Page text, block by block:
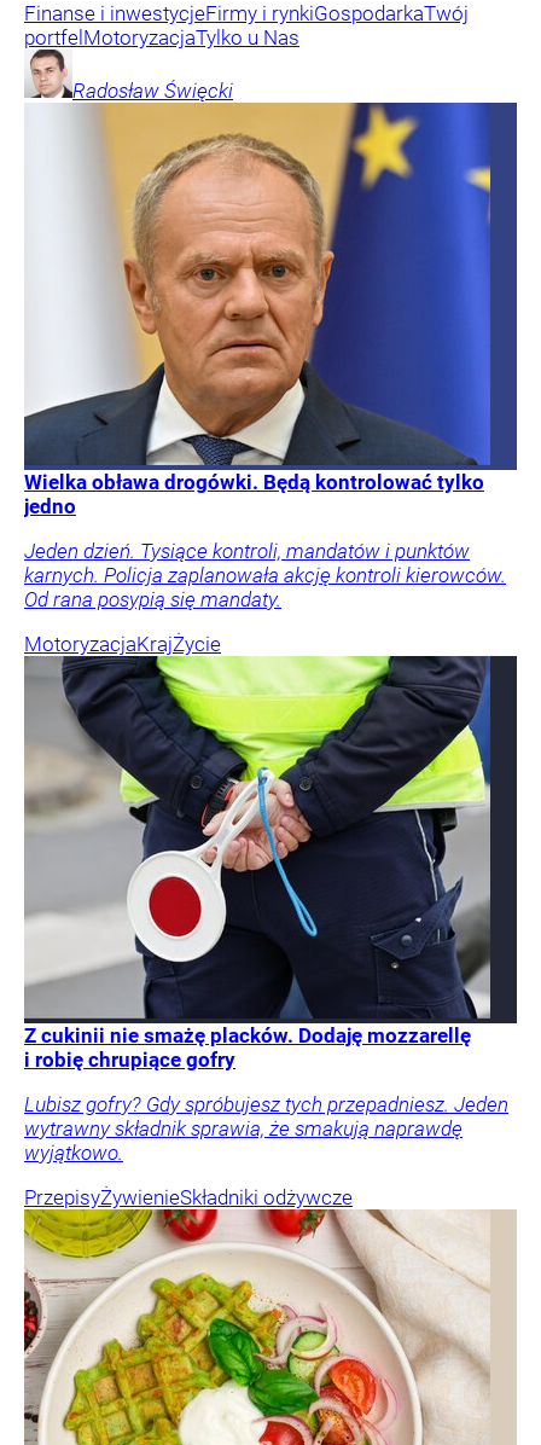
Finanse i inwestycjeFirmy i rynkiGospodarkaTwój
portfel MotoryzacjaTylko u Nas
Radosław Święcki
Wielka obława drogówki. Będą kontrolować tylko
jedno
Jeden dzień. Tysiące kontroli, mandatów i punktów
karnych. Policja zaplanowała akcję kontroli kierowców.
Od rana posypią się mandaty.
MotoryzacjaKrajŻycie
Z cukinii nie smażę placków. Dodaję mozzarellę
i robię chrupiące gofry
Lubisz gofry? Gdy spróbujesz tych przepadniesz. Jeden
wytrawny składnik sprawia, że smakują naprawdę
wyjątkowo.
PrzepisyŻywienieSkładniki odżywcze